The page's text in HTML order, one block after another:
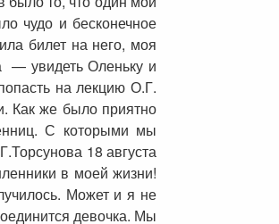
чудо и бесконечное
билет на него, моя
— увидеть Оленьку и
на лекцию О.Г.
Как же было приятно
С которыми мы
18 августа
в моей жизни!
Может и я не
девочка. Мы